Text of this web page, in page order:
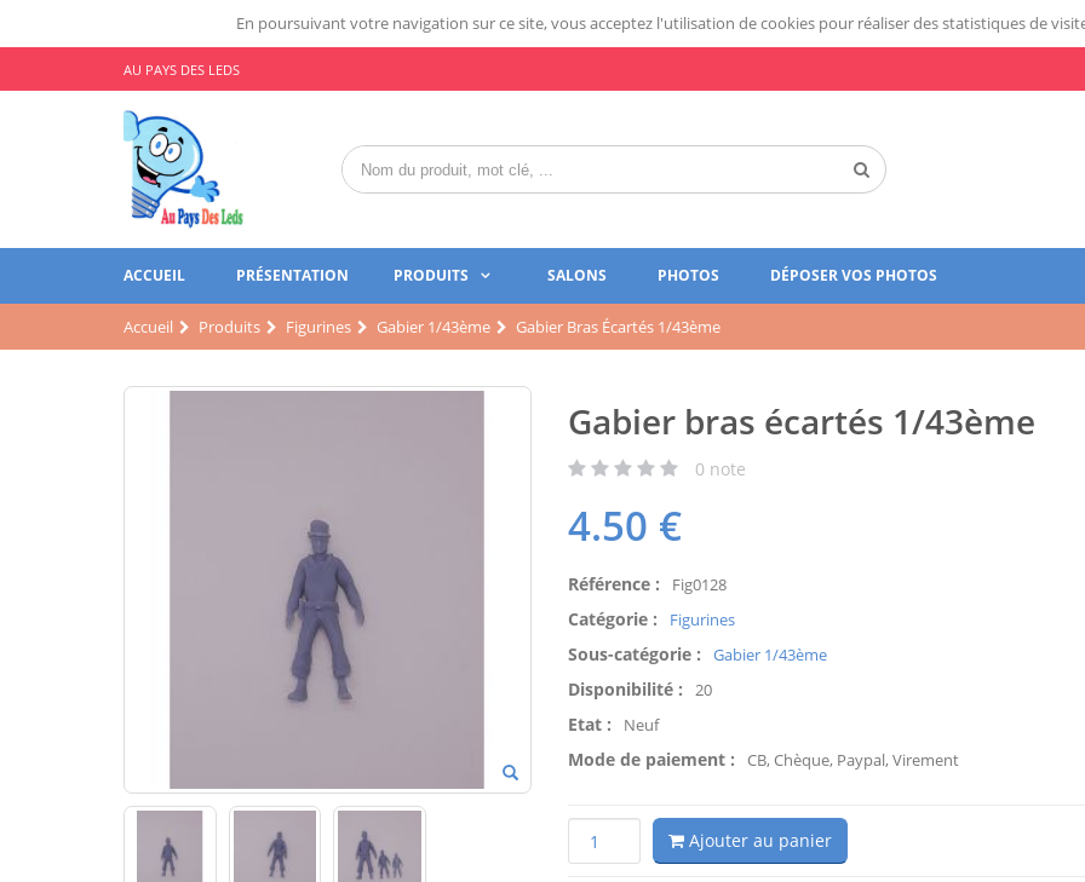
En poursuivant votre navigation sur ce site, vous acceptez l'utilisation de cookies pour réaliser des statistiques de
AU PAYS DES LEDS
ACCUEIL PRÉSENTATION PRODUITS SALONS PHOTOS DÉPOSER VOS PHOTOS
Accueil Produits Figurines Gabier 1/43ème Gabier Bras Écartés 1/43ème
Gabier bras écartés 1/43ème
0 note
4.50 €
Référence : Fig0128
Catégorie : Figurines
Sous-catégorie : Gabier 1/43ème
Disponibilité : 20
Etat : Neuf
Mode de paiement : CB, Chèque, Paypal, Virement
Ajouter au panier